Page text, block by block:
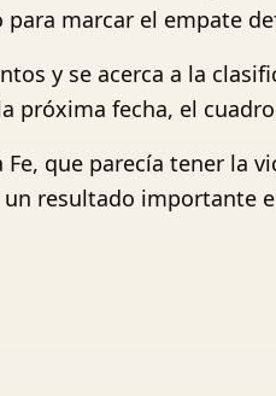
marcar el empate
y se acerca a la
próxima fecha, el
que parecía tener la
resultado importante